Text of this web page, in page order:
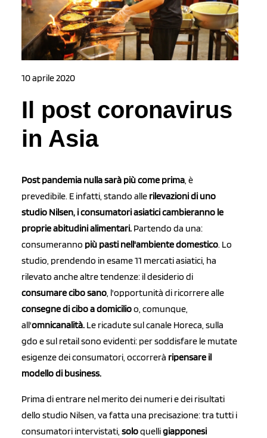
10 aprile 2020
Il post coronavirus
in Asia
Post pandemia nulla sarà più come prima, è
prevedibile. E infatti, stando alle rilevazioni di uno
studio Nilsen, i consumatori asiatici cambieranno le
proprie abitudini alimentari. Partendo da una:
consumeranno più pasti nell'ambiente domestico. Lo
studio, prendendo in esame 11 mercati asiatici, ha
rilevato anche altre tendenze: il desiderio di
consumare cibo sano, l'opportunità di ricorrere alle
consegne di cibo a domicilioo, comunque,
all'omnicanalità. Le ricadute sul canale Horeca, sulla
gdo e sul retail sono evidenti: per soddisfare le mutate
esigenze dei consumatori, occorrerà ripensare il
modello di business.
Prima di entrare nel merito dei numeri e dei risultati
dello studio Nilsen, va fatta una precisazione: tra tutti i
consumatori intervistati, soloquelligiapponesi